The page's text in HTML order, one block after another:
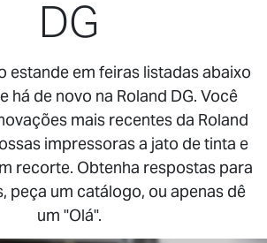
DG
estande em feiras listadas abaixo
há de novo na Roland DG. Você
mais recentes da Roland
impressoras a jato de tinta e
recorte. Obtenha respostas para
peça um catálogo, ou apenas dê
um "Olá".